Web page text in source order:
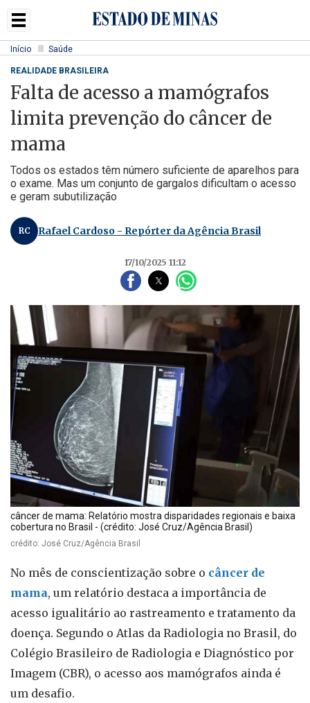
Início Saúde
REALIDADE BRASILEIRA
Falta de acesso a mamógrafos
limita prevenção do câncer de
mama
Todos os estados têm número suficiente de aparelhos para
o exame. Mas um conjunto de gargalos dificultam o acesso
e geram subutilização
RC Rafael Cardoso - Repórter da Agência Brasil
17/10/2025 11:12
câncer de mama: Relatório mostra disparidades regionais e baixa
cobertura no Brasil - (crédito: José Cruz/Agência Brasil)
crédito: José Cruz/Agência Brasil
No mês de conscientização sobre o câncer de
mama, um relatório destaca a importância de
acesso igualitário ao rastreamento e tratamento da
doença. Segundo o Atlas da Radiologia no Brasil, do
Colégio Brasileiro de Radiologia e Diagnóstico por
Imagem (CBR), o acesso aos mamógrafos ainda é
um desafio.